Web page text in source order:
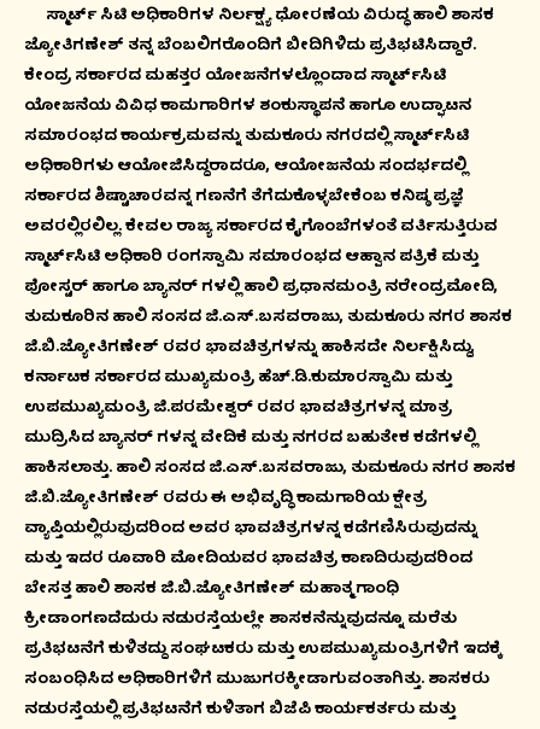
ಸ್ಮಾರ್ಟ್ ಸಿಟಿ ಅಧಿಕಾರಿಗಳ ನಿರ್ಲಕ್ಷ್ಯ ಧೋರಣೆಯ ವಿರುದ್ಧ ಹಾಲಿ ಶಾಸಕ
ಜ್ಯೋತಿಗಣೇಶ್ ತನ್ನ ಬೆಂಬಲಿಗರೊಂದಿಗೆ ಬೀದಿಗಿಳಿದು ಪ್ರತಿಭಟಿಸಿದ್ದಾರೆ.
ಕೇಂದ್ರ ಸರ್ಕಾರದ ಮಹತ್ತರ ಯೋಜನೆಗಳಲ್ಲೊಂದಾದ ಸ್ಮಾರ್ಟ್‍ಸಿಟಿ
ಯೋಜನೆಯ ವಿವಿಧ ಕಾಮಗಾರಿಗಳ ಶಂಕುಸ್ಥಾಪನೆ ಹಾಗೂ ಉದ್ಘಾಟನ
ಸಮಾರಂಭದ ಕಾರ್ಯಕ್ರಮವನ್ನು ತುಮಕೂರು ನಗರದಲ್ಲಿ ಸ್ಮಾರ್ಟ್‍ಸಿಟಿ
ಅಧಿಕಾರಿಗಳು ಆಯೋಜಿಸಿದ್ದರಾದರೂ, ಆಯೋಜನೆಯ ಸಂದರ್ಭದಲ್ಲಿ
ಸರ್ಕಾರದ ಶಿಷ್ಟಾಚಾರವನ್ನ ಗಣನೆಗೆ ತೆಗೆದುಕೊಳ್ಳಬೇಕೆಂಬ ಕನಿಷ್ಠ ಪ್ರಜ್ಞೆ
ಅವರಲ್ಲಿರಲಿಲ್ಲ. ಕೇವಲ ರಾಜ್ಯ ಸರ್ಕಾರದ ಕೈಗೊಂಬೆಗಳಂತೆ ವರ್ತಿಸುತ್ತಿರುವ
ಸ್ಮಾರ್ಟ್‍ಸಿಟಿ ಅಧಿಕಾರಿ ರಂಗಸ್ವಾಮಿ ಸಮಾರಂಭದ ಆಹ್ವಾನ ಪತ್ರಿಕೆ ಮತ್ತು
ಪೋಸ್ಟರ್ ಹಾಗೂ ಬ್ಯಾನರ್ ಗಳಲ್ಲಿ ಹಾಲಿ ಪ್ರಧಾನಮಂತ್ರಿ ನರೇಂದ್ರಮೋದಿ,
ತುಮಕೂರಿನ ಹಾಲಿ ಸಂಸದ ಜಿ.ಎಸ್.ಬಸವರಾಜು, ತುಮಕೂರು ನಗರ ಶಾಸಕ
ಜಿ.ಬಿ.ಜ್ಯೋತಿಗಣೇಶ್ ರವರ ಭಾವಚಿತ್ರಗಳನ್ನು ಹಾಕಿಸದೇ ನಿರ್ಲಕ್ಷಿಸಿದ್ದು,
ಕರ್ನಾಟಕ ಸರ್ಕಾರದ ಮುಖ್ಯಮಂತ್ರಿ ಹೆಚ್.ಡಿ.ಕುಮಾರಸ್ವಾಮಿ ಮತ್ತು
ಉಪಮುಖ್ಯಮಂತ್ರಿ ಜಿ.ಪರಮೇಶ್ವರ್ ರವರ ಭಾವಚಿತ್ರಗಳನ್ನ ಮಾತ್ರ
ಮುದ್ರಿಸಿದ ಬ್ಯಾನರ್ ಗಳನ್ನ ವೇದಿಕೆ ಮತ್ತು ನಗರದ ಬಹುತೇಕ ಕಡೆಗಳಲ್ಲಿ
ಹಾಕಿಸಲಾತ್ತು. ಹಾಲಿ ಸಂಸದ ಜಿ.ಎಸ್.ಬಸವರಾಜು, ತುಮಕೂರು ನಗರ ಶಾಸಕ
ಜಿ.ಬಿ.ಜ್ಯೋತಿಗಣೇಶ್ ರವರು ಈ ಅಭಿವೃದ್ಧಿ ಕಾಮಗಾರಿಯ ಕ್ಷೇತ್ರ
ವ್ಯಾಪ್ತಿಯಲ್ಲಿರುವುದರಿಂದ ಅವರ ಭಾವಚಿತ್ರಗಳನ್ನ ಕಡೆಗಣಿಸಿರುವುದನ್ನು
ಮತ್ತು ಇದರ ರೂವಾರಿ ಮೋದಿಯವರ ಭಾವಚಿತ್ರ ಕಾಣದಿರುವುದರಿಂದ
ಬೇಸತ್ತ ಹಾಲಿ ಶಾಸಕ ಜಿ.ಬಿ.ಜ್ಯೋತಿಗಣೇಶ್ ಮಹಾತ್ಮ ಗಾಂಧಿ
ಕ್ರೀಡಾಂಗಣದೆದುರು ನಡುರಸ್ತೆಯಲ್ಲೇ ಶಾಸಕನೆನ್ನುವುದನ್ನೂ ಮರೆತು
ಪ್ರತಿಭಟನೆಗೆ ಕುಳಿತದ್ದು ಸಂಘಟಕರು ಮತ್ತು ಉಪಮುಖ್ಯಮಂತ್ರಿಗಳಿಗೆ ಇದಕ್ಕೆ
ಸಂಬಂಧಿಸಿದ ಅಧಿಕಾರಿಗಳಿಗೆ ಮುಜುಗರಕ್ಕೀಡಾಗುವಂತಾಗಿತ್ತು. ಶಾಸಕರು
ನಡುರಸ್ತೆಯಲ್ಲಿ ಪ್ರತಿಭಟನೆಗೆ ಕುಳಿತಾಗ ಬಿಜೆಪಿ ಕಾರ್ಯಕರ್ತರು ಮತ್ತು